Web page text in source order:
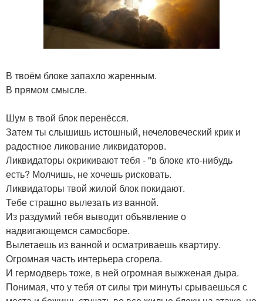
В твоём блоке запахло жаренным.
В прямом смысле.
Шум в твой блок перенёсся.
Затем ты слышишь истошный, нечеловеческий крик и
радостное ликование ликвидаторов.
Ликвидаторы окрикивают тебя - "в блоке кто-нибудь
есть? Молчишь, не хочешь рисковать.
Ликвидаторы твой жилой блок покидают.
Тебе страшно вылезать из ванной.
Из раздумий тебя выводит объявление о
надвигающемся самосборе.
Вылетаешь из ванной и осматриваешь квартиру.
Огромная часть интерьера сгорела.
И гермодверь тоже, в ней огромная выжженая дыра.
Понимая, что у тебя от силы три минуты срываешься с